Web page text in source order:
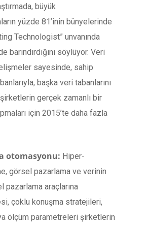
büyük
yüzde 81’inin bünyelerinde
Technologist” unvanında
barındırdığını söylüyor. Veri
sayesinde, sahip
başka veri tabanlarını
gerçek zamanlı bir
için 2015’te daha fazla
otomasyonu: Hiper-
görsel pazarlama ve verinin
pazarlama araçlarına
çoklu konuşma stratejileri,
ölçüm parametreleri şirketlerin